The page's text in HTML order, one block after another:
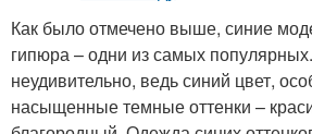
Как было отмечено выше, синие
гипюра – одни из самых
неудивительно, ведь синий цвет,
насыщенные темные оттенки –